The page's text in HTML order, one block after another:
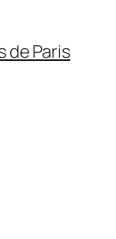
de Paris